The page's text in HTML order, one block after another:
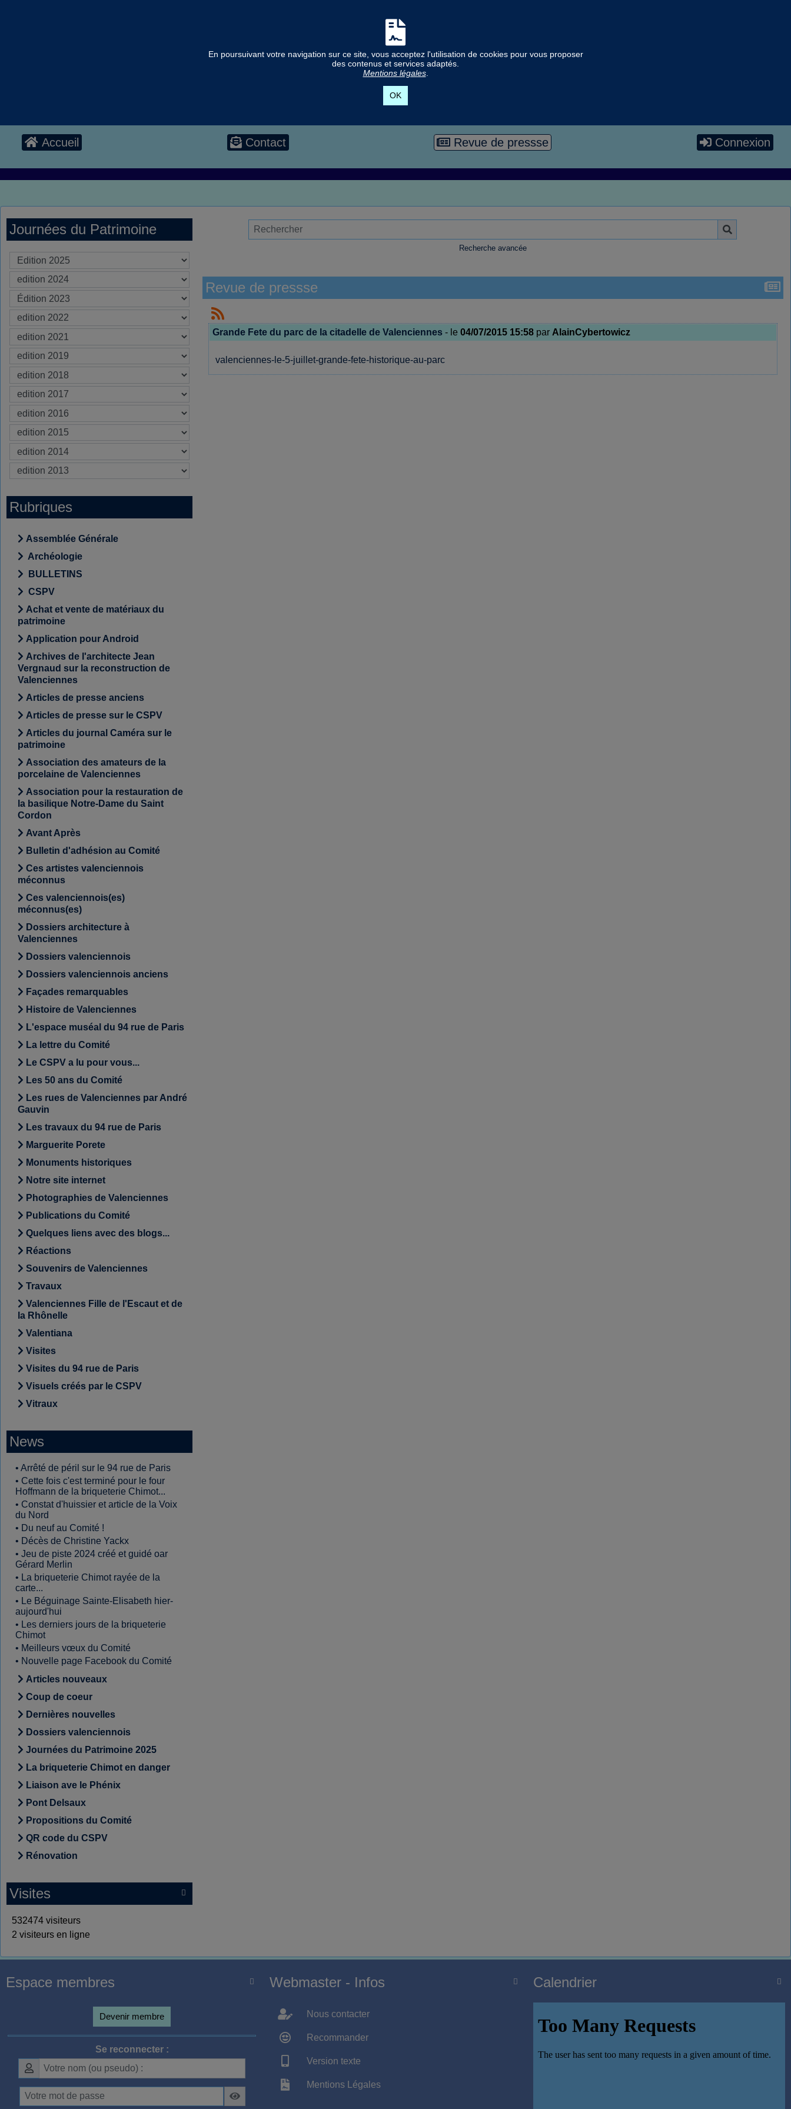
En poursuivant votre navigation sur ce site, vous acceptez l'utilisation de cookies pour vous proposer
des contenus et services adaptés.
Mentions légales.
OK
Accueil Contact Revue de pressse Connexion
Journées du Patrimoine
Rubriques
Assemblée Générale
Archéologie
BULLETINS
CSPV
Achat et vente de matériaux du
patrimoine
Application pour Android
Archives de l'architecte Jean
Vergnaud sur la reconstruction de
Valenciennes
Articles de presse anciens
Articles de presse sur le CSPV
Articles du journal Caméra sur le
patrimoine
Association des amateurs de la
porcelaine de Valenciennes
Association pour la restauration de
la basilique Notre-Dame du Saint
Cordon
Avant Après
Bulletin d'adhésion au Comité
Ces artistes valenciennois
méconnus
Ces valenciennois(es)
méconnus(es)
Dossiers architecture à
Valenciennes
Dossiers valenciennois
Dossiers valenciennois anciens
Façades remarquables
Histoire de Valenciennes
L'espace muséal du 94 rue de Paris
La lettre du Comité
Le CSPV a lu pour vous...
Les 50 ans du Comité
Les rues de Valenciennes par André
Gauvin
Les travaux du 94 rue de Paris
Marguerite Porete
Monuments historiques
Notre site internet
Photographies de Valenciennes
Publications du Comité
Quelques liens avec des blogs...
Réactions
Souvenirs de Valenciennes
Travaux
Valenciennes Fille de l'Escaut et de
la Rhônelle
Valentiana
Visites
Visites du 94 rue de Paris
Visuels créés par le CSPV
Vitraux
News
• Arrêté de péril sur le 94 rue de Paris
• Cette fois c'est terminé pour le four
Hoffmann de la briqueterie Chimot...
• Constat d'huissier et article de la Voix
du Nord
• Du neuf au Comité !
• Décès de Christine Yackx
• Jeu de piste 2024 créé et guidé oar
Gérard Merlin
• La briqueterie Chimot rayée de la
carte...
• Le Béguinage Sainte-Elisabeth hier-
aujourd'hui
• Les derniers jours de la briqueterie
Chimot
• Meilleurs vœux du Comité
• Nouvelle page Facebook du Comité
Articles nouveaux
Coup de coeur
Dernières nouvelles
Dossiers valenciennois
Journées du Patrimoine 2025
La briqueterie Chimot en danger
Liaison ave le Phénix
Pont Delsaux
Propositions du Comité
QR code du CSPV
Rénovation

Visites
532474 visiteurs
2 visiteurs en ligne
Recherche avancée
Revue de pressse
Grande Fete du parc de la citadelle de Valenciennes - le 04/07/2015 15:58 par AlainCybertowicz
valenciennes-le-5-juillet-grande-fete-historique-au-parc

Espace membres
Devenir membre
Se reconnecter :

Webmaster - Infos
Nous contacter
Recommander
Version texte
Mentions Légales

Calendrier